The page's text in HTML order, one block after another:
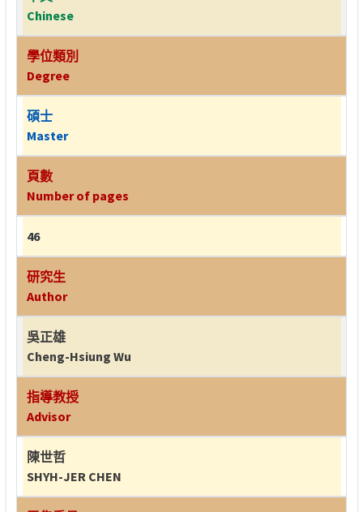
Chinese
學位類別
Degree
碩士
Master
頁數
Number of pages
46
研究生
Author
吳正雄
Cheng-Hsiung Wu
指導教授
Advisor
陳世哲
SHYH-JER CHEN